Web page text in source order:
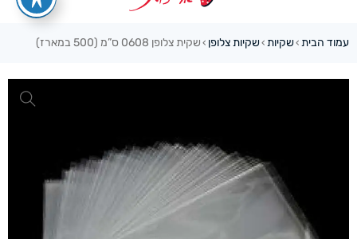
עמוד הבית ›שקיות ›שקיות צלופן › שקית צלופן 0608 ס”מ (500 במארז)